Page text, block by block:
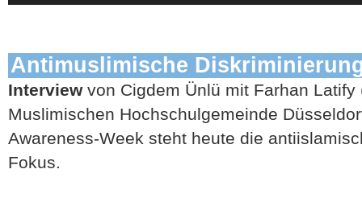
Antimuslimische
Interviewvon Cigdem Ünlü mit Farhan Latify
Muslimischen Hochschulgemeinde
Awareness-Week steht heute die
Fokus.